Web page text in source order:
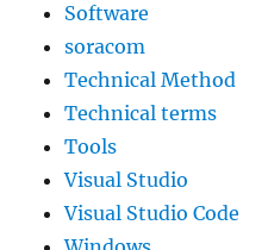
Software
soracom
Technical Method
Technical terms
Tools
Visual Studio
Visual Studio Code